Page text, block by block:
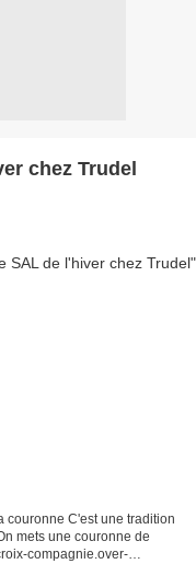
chez Trudel
couronne C'est une tradition
mets une couronne de
compagnie.over-